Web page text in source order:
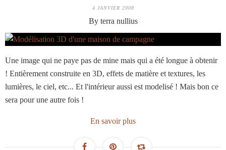
4 JANVIER 2008
By terra nullius
Une image qui ne paye pas de mine mais qui a été longue à obtenir
! Entièrement construite en 3D, effets de matière et textures, les
lumières, le ciel, etc... Et l'intérieur aussi est modelisé ! Mais bon ce
sera pour une autre fois !
En savoir plus